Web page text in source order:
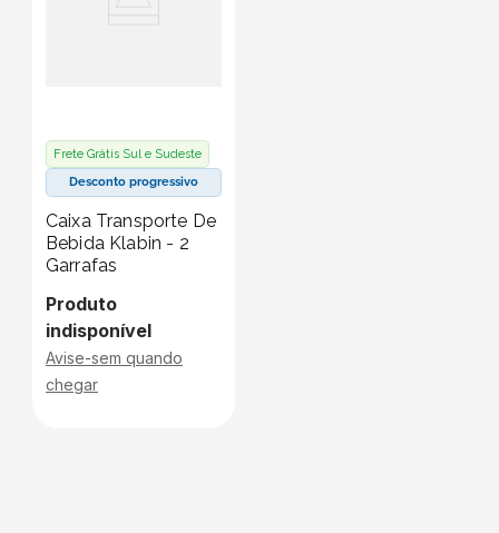
Frete Grátis Sul e Sudeste
Desconto progressivo
Caixa Transporte De
Bebida Klabin - 2
Garrafas
Produto
indisponível
Avise-sem quando
chegar